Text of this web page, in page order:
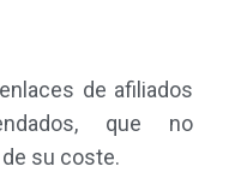
de afiliados
que no
su coste.